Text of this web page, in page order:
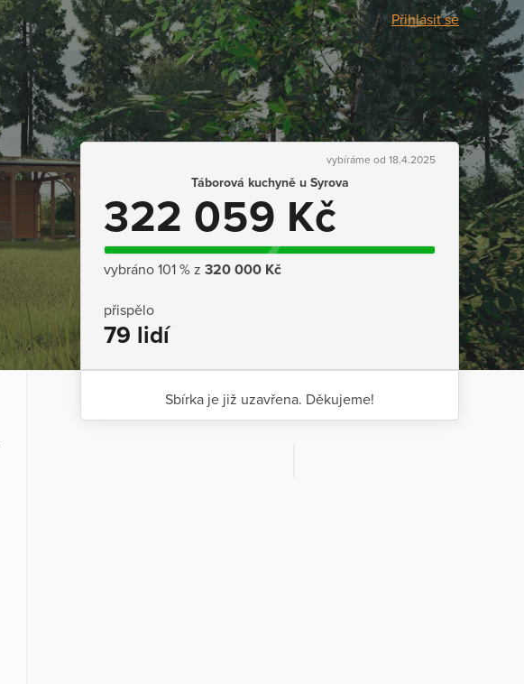
Přihlásit se
vybíráme od 18.4.2025
Táborová kuchyně u Syrova
322 059 Kč
vybráno 101 % z 320 000 Kč
přispělo
79 lidí
Sbírka je již uzavřena. Děkujeme!